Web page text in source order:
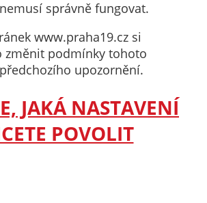
správně fungovat.
www.praha19.cz si
změnit podmínky tohoto
upozornění.
JAKÁ NASTAVENÍ
POVOLIT